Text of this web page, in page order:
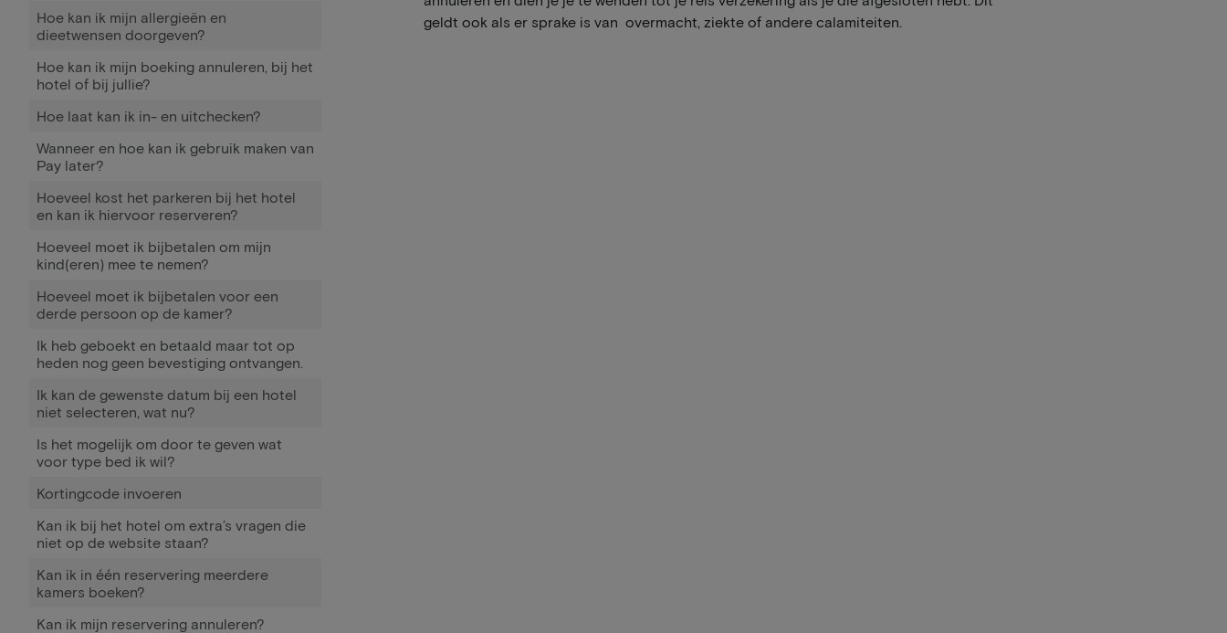
Hoe kan ik mijn allergieën en
dieetwensen doorgeven?
Hoe kan ik mijn boeking annuleren, bij het
hotel of bij jullie?
Hoe laat kan ik in- en uitchecken?
Wanneer en hoe kan ik gebruik maken van
Pay later?
Hoeveel kost het parkeren bij het hotel
en kan ik hiervoor reserveren?
Hoeveel moet ik bijbetalen om mijn
kind(eren) mee te nemen?
Hoeveel moet ik bijbetalen voor een
derde persoon op de kamer?
Ik heb geboekt en betaald maar tot op
heden nog geen bevestiging ontvangen.
Ik kan de gewenste datum bij een hotel
niet selecteren, wat nu?
Is het mogelijk om door te geven wat
voor type bed ik wil?
Kortingcode invoeren
Kan ik bij het hotel om extra’s vragen die
niet op de website staan?
Kan ik in één reservering meerdere
kamers boeken?
Kan ik mijn reservering annuleren?
geldt ook als er sprake is van overmacht, ziekte of andere calamiteiten.